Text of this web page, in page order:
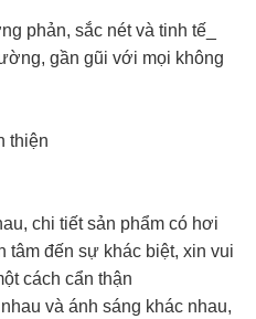
phản, sắc nét và tinh tế_
gần gũi với mọi không
thiện
chi tiết sản phẩm có hơi
tâm đến sự khác biệt, xin vui
cách cẩn thận
và ánh sáng khác nhau,